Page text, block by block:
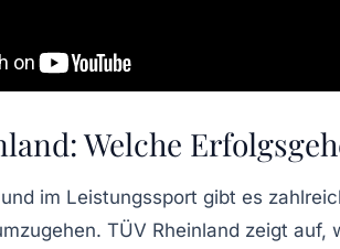
Welche
im Leistungssport gibt es
TÜV Rheinland zeigt auf,